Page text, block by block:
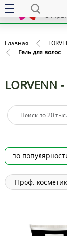
x
Главная
Гель для волос
LORVENN
Проф.